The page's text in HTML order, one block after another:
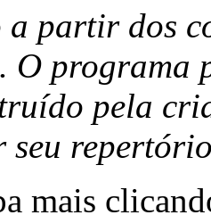
a partir dos
O programa
pela
seu
mais